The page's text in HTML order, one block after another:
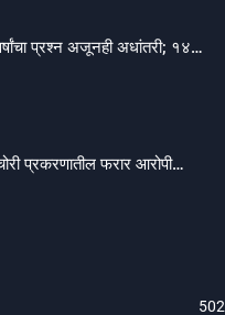
प्रश्न अजूनही अधांतरी; १४…
प्रकरणातील फरार आरोपी…
502